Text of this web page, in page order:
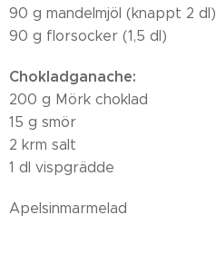
90 g mandelmjöl (knappt 2 dl)
90 g florsocker (1,5 dl)
Chokladganache:
200 g Mörk choklad
15 g smör
2 krm salt
1 dl vispgrädde
Apelsinmarmelad